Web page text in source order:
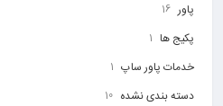
پاور 16
پکیج ها 1
خدمات پاور ساپ 1
دسته بندی نشده 10